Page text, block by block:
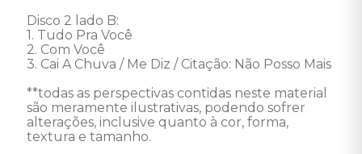
Disco 2 lado B:
1. Tudo Pra Você
2. Com Você
3. Cai A Chuva / Me Diz / Citação: Não Posso Mais
**todas as perspectivas contidas neste material
são meramente ilustrativas, podendo sofrer
alterações, inclusive quanto à cor, forma,
textura e tamanho.